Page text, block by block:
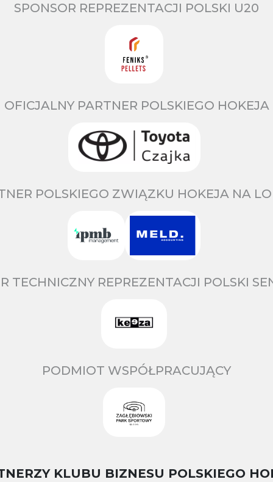
SPONSOR REPREZENTACJI POLSKI U20
OFICJALNY PARTNER POLSKIEGO HOKEJA
POLSKIEGO ZWIĄZKU HOKEJA NA
TECHNICZNY REPREZENTACJI POLSKI
PODMIOT WSPÓŁPRACUJĄCY
KLUBU BIZNESU POLSKIEGO